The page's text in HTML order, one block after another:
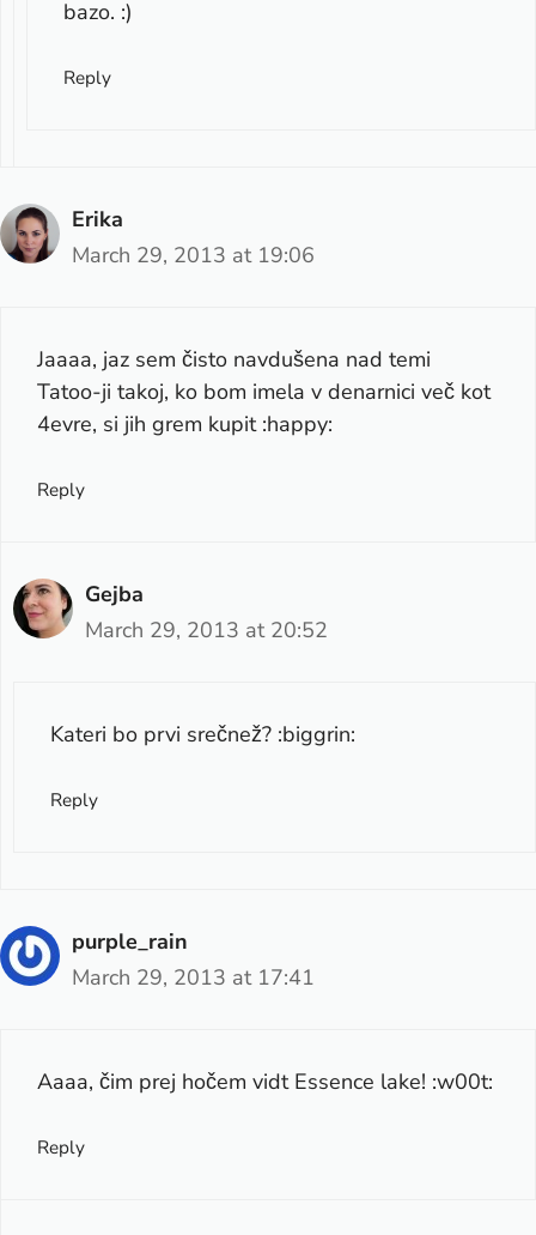
bazo. :)
Reply
Erika
March 29, 2013 at 19:06
Jaaaa, jaz sem čisto navdušena nad temi
Tatoo-ji takoj, ko bom imela v denarnici več kot
4evre, si jih grem kupit :happy:
Reply
Gejba
March 29, 2013 at 20:52
Kateri bo prvi srečnež? :biggrin:
Reply
purple_rain
March 29, 2013 at 17:41
Aaaa, čim prej hočem vidt Essence lake! :w00t:
Reply